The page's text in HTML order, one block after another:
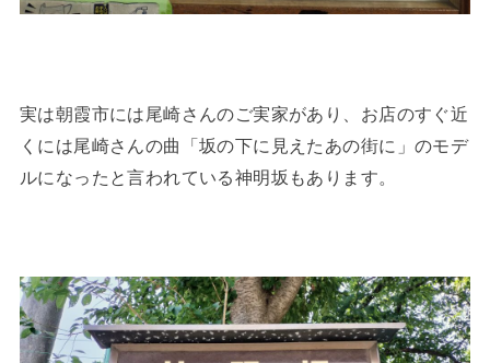
実は朝霞市には尾崎さんのご実家があり、お店のすぐ近
くには尾崎さんの曲「坂の下に見えたあの街に」のモデ
ルになったと言われている神明坂もあります。